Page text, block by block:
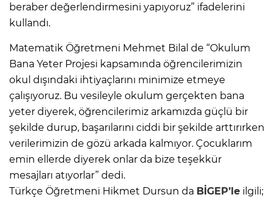
beraber değerlendirmesini yapıyoruz” ifadelerini
kullandı.
Matematik Öğretmeni Mehmet Bilal de “Okulum
Bana Yeter Projesi kapsamında öğrencilerimizin
okul dışındaki ihtiyaçlarını minimize etmeye
çalışıyoruz. Bu vesileyle okulum gerçekten bana
yeter diyerek, öğrencilerimiz arkamızda güçlü bir
şekilde durup, başarılarını ciddi bir şekilde arttırırken
verilerimizin de gözü arkada kalmıyor. Çocuklarım
emin ellerde diyerek onlar da bize teşekkür
mesajları atıyorlar” dedi.
Türkçe Öğretmeni Hikmet Dursun da BİGEP’le ilgili;